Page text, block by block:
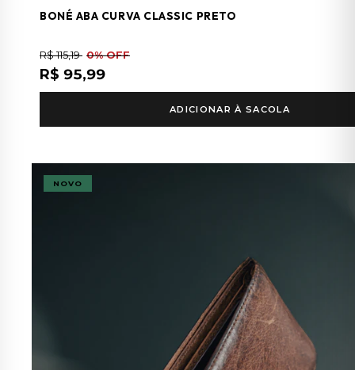
BONÉ ABA CURVA CLASSIC PRETO
R$ 115,19 0% OFF
R$ 95,99
ADICIONAR À SACOLA
NOVO